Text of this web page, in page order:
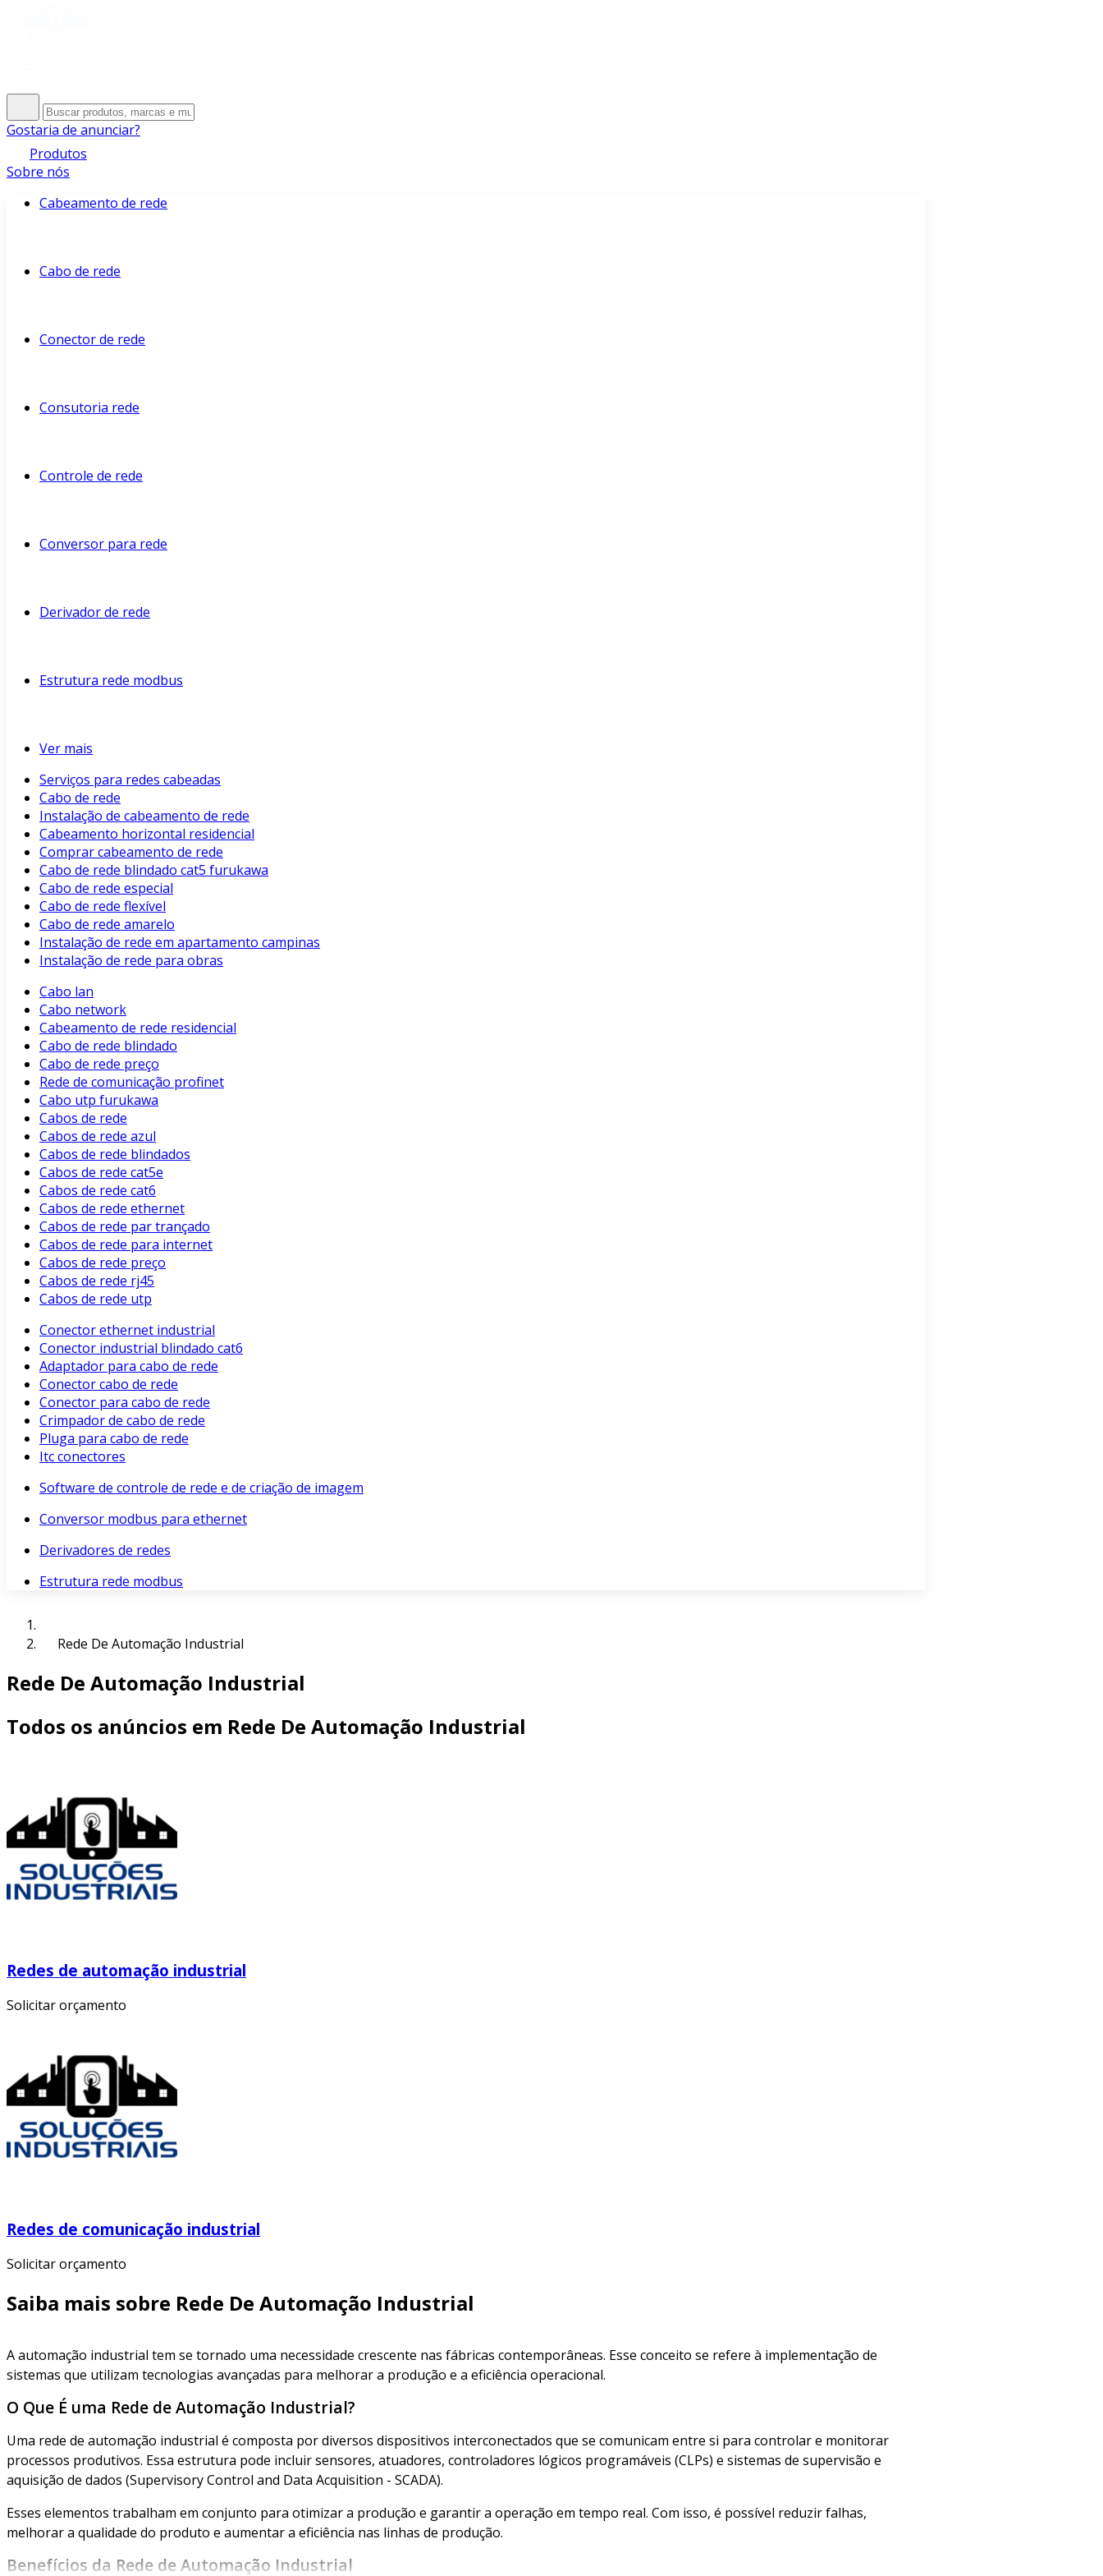
Gostaria de anunciar?
Produtos
Sobre nós
Cabeamento de rede
Cabo de rede
Conector de rede
Consutoria rede
Controle de rede
Conversor para rede
Derivador de rede
Estrutura rede modbus
Ver mais
Serviços para redes cabeadas
Cabo de rede
Instalação de cabeamento de rede
Cabeamento horizontal residencial
Comprar cabeamento de rede
Cabo de rede blindado cat5 furukawa
Cabo de rede especial
Cabo de rede flexível
Cabo de rede amarelo
Instalação de rede em apartamento campinas
Instalação de rede para obras
Cabo lan
Cabo network
Cabeamento de rede residencial
Cabo de rede blindado
Cabo de rede preço
Rede de comunicação profinet
Cabo utp furukawa
Cabos de rede
Cabos de rede azul
Cabos de rede blindados
Cabos de rede cat5e
Cabos de rede cat6
Cabos de rede ethernet
Cabos de rede par trançado
Cabos de rede para internet
Cabos de rede preço
Cabos de rede rj45
Cabos de rede utp
Conector ethernet industrial
Conector industrial blindado cat6
Adaptador para cabo de rede
Conector cabo de rede
Conector para cabo de rede
Crimpador de cabo de rede
Pluga para cabo de rede
Itc conectores
Software de controle de rede e de criação de imagem
Conversor modbus para ethernet
Derivadores de redes
Estrutura rede modbus
Rede De Automação Industrial
Rede De Automação Industrial
Todos os anúncios em Rede De Automação Industrial
Redes de automação industrial
Solicitar orçamento
Redes de comunicação industrial
Solicitar orçamento
Saiba mais sobre Rede De Automação Industrial
A automação industrial tem se tornado uma necessidade crescente nas fábricas contemporâneas. Esse conceito se refere à implementação de
sistemas que utilizam tecnologias avançadas para melhorar a produção e a eficiência operacional.
O Que É uma Rede de Automação Industrial?
Uma rede de automação industrial é composta por diversos dispositivos interconectados que se comunicam entre si para controlar e monitorar
processos produtivos. Essa estrutura pode incluir sensores, atuadores, controladores lógicos programáveis (CLPs) e sistemas de supervisão e
aquisição de dados (Supervisory Control and Data Acquisition - SCADA).
Esses elementos trabalham em conjunto para otimizar a produção e garantir a operação em tempo real. Com isso, é possível reduzir falhas,
melhorar a qualidade do produto e aumentar a eficiência nas linhas de produção.
Benefícios da Rede de Automação Industrial